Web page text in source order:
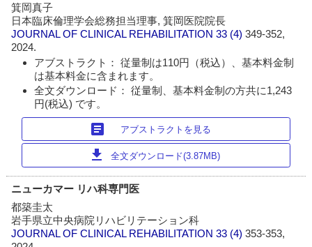
箕岡真子
日本臨床倫理学会総務担当理事, 箕岡医院院長
JOURNAL OF CLINICAL REHABILITATION 33 (4)349-352,
2024.
アブストラクト： 従量制は110円（税込）、基本料金制
は基本料金に含まれます。
全文ダウンロード： 従量制、基本料金制の方共に1,243
円(税込) です。
article アブストラクトを見る
download 全文ダウンロード(3.87MB)
ニューカマー リハ科専門医
都築圭太
岩手県立中央病院リハビリテーション科
JOURNAL OF CLINICAL REHABILITATION 33 (4)353-353,